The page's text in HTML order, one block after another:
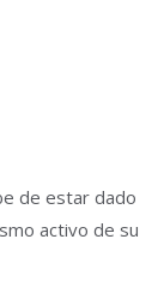
de estar dado
activo de su